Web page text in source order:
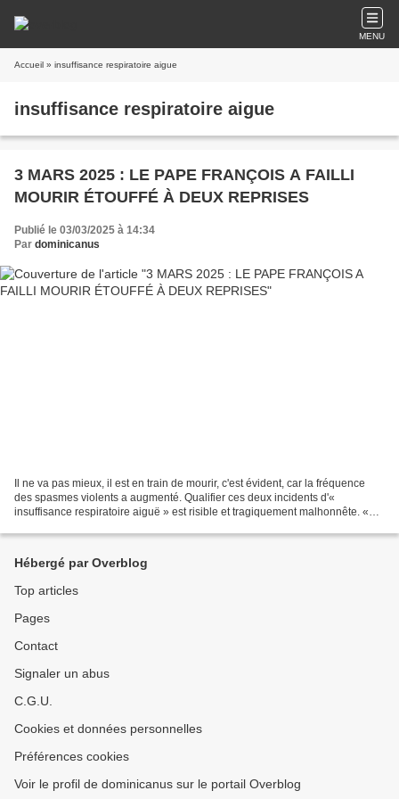
MENU
Accueil » insuffisance respiratoire aigue
insuffisance respiratoire aigue
3 MARS 2025 : LE PAPE FRANÇOIS A FAILLI
MOURIR ÉTOUFFÉ À DEUX REPRISES
Publié le 03/03/2025 à 14:34
Par dominicanus
Il ne va pas mieux, il est en train de mourir, c'est évident, car la fréquence
des spasmes violents a augmenté. Qualifier ces deux incidents d'«
insuffisance respiratoire aiguë » est risible et tragiquement malhonnête. «
Hébergé par Overblog
Top articles
Pages
Contact
Signaler un abus
C.G.U.
Cookies et données personnelles
Préférences cookies
Voir le profil de dominicanus sur le portail Overblog